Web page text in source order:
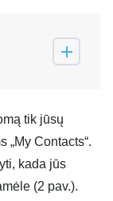
tik jūsų
„My Contacts“.
kada jūs
(2 pav.).